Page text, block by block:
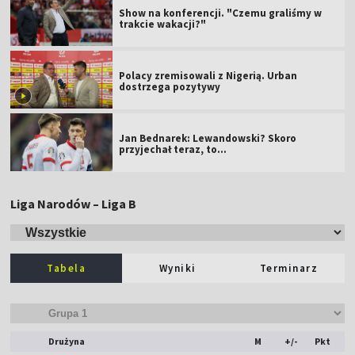
Show na konferencji. "Czemu graliśmy w
trakcie wakacji?"
Polacy zremisowali z Nigerią. Urban
dostrzega pozytywy
Jan Bednarek: Lewandowski? Skoro
przyjechał teraz, to…
Liga Narodów – Liga B
Tabela Wyniki Terminarz
Drużyna M +/- Pkt